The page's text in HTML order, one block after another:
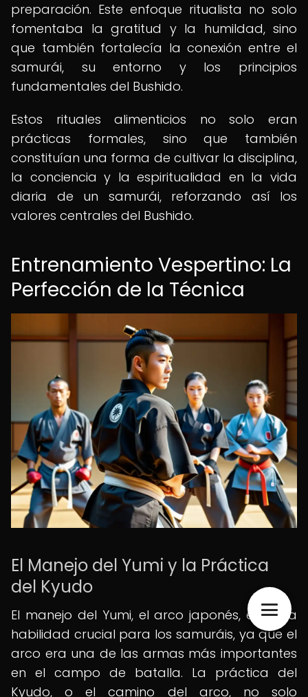
preparación. Este enfoque ritualista no solo
fomentaba la gratitud y la humildad, sino
que también fortalecía la conexión entre el
samurái, su entorno y los principios
fundamentales del Bushido.
Estos rituales alimenticios no solo eran
prácticas formales, sino que también
constituían una forma de cultivar la disciplina,
la conciencia y la espiritualidad en la vida
diaria de un samurái, reforzando así los
valores centrales del Bushido.
Entrenamiento Vespertino: La
Perfección de la Técnica
El Manejo del Yumi y la Práctica
del Kyudo
El manejo del Yumi, el arco japonés, era una
habilidad crucial para los samuráis, ya que el
arco era una de las armas más importantes
en el campo de batalla. La práctica del
Kyudo, o el camino del arco, no solo